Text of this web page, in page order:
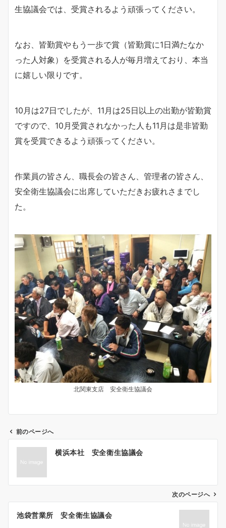
生協議会では、受賞されるよう頑張ってください。
なお、皆勤賞やもう一歩で賞（皆勤賞に1日満たなか
った人対象）を受賞される人が毎月増えており、本当
に嬉しい限りです。
10月は27日でしたが、11月は25日以上の出勤が皆勤賞
ですので、10月受賞されなかった人も11月は是非皆勤
賞を受賞できるよう頑張ってください。
作業員の皆さん、職長会の皆さん、管理者の皆さん、
安全衛生協議会に出席していただきお疲れさまでし
た。
北関東支店 安全衛生協議会
前のページへ
横浜本社 安全衛生協議会
次のページへ
池袋営業所 安全衛生協議会